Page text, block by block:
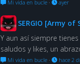
Mi vida en bucle · ayer
SERGIO [Army of
Y aun así siempre
saludos y likes, un
Mi vida en bucle · hace 2